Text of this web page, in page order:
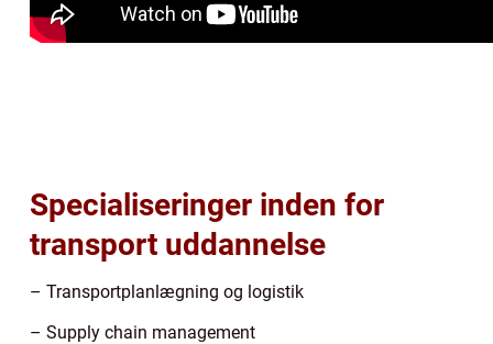
Specialiseringer inden for
transport uddannelse
– Transportplanlægning og logistik
– Supply chain management